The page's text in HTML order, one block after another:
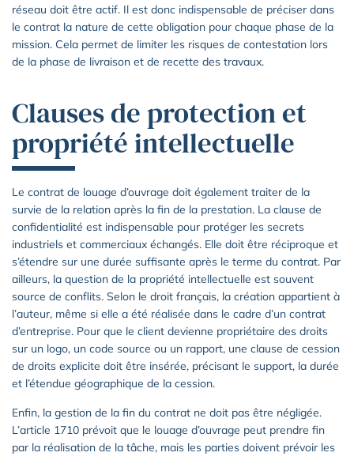
réseau doit être actif. Il est donc indispensable de préciser dans
le contrat la nature de cette obligation pour chaque phase de la
mission. Cela permet de limiter les risques de contestation lors
de la phase de livraison et de recette des travaux.
Clauses de protection et
propriété intellectuelle
Le contrat de louage d’ouvrage doit également traiter de la
survie de la relation après la fin de la prestation. La clause de
confidentialité est indispensable pour protéger les secrets
industriels et commerciaux échangés. Elle doit être réciproque et
s’étendre sur une durée suffisante après le terme du contrat. Par
ailleurs, la question de la propriété intellectuelle est souvent
source de conflits. Selon le droit français, la création appartient à
l’auteur, même si elle a été réalisée dans le cadre d’un contrat
d’entreprise. Pour que le client devienne propriétaire des droits
sur un logo, un code source ou un rapport, une clause de cession
de droits explicite doit être insérée, précisant le support, la durée
et l’étendue géographique de la cession.
Enfin, la gestion de la fin du contrat ne doit pas être négligée.
L’article 1710 prévoit que le louage d’ouvrage peut prendre fin
par la réalisation de la tâche, mais les parties doivent prévoir les